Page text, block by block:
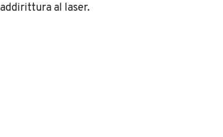
addirittura al laser.